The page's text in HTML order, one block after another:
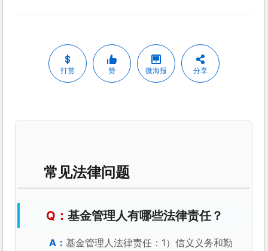
打赏 赞 微海报 分享
常见法律问题
基金管理人有哪些法律责任？
基金管理人法律责任：1）信义义务和勤